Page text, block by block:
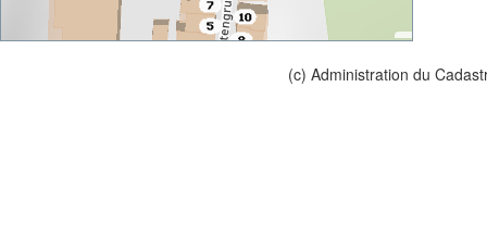
(c) Administration du